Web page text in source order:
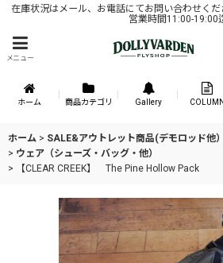
在庫状況はメール、お電話にてお問い合わせく
営業時間11:00-19:00
メニュー
ホーム 商品カテゴリ Gallery COLUMN
ホーム > SALE&アウトレット商品(デモロッド他）
> ウェア（シューズ・バッグ・他）
>
【CLEAR CREEK】 The Pine Hollow Pack